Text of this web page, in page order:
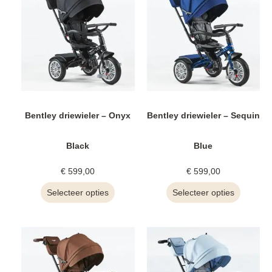
Bentley driewieler – Onyx
Black
€ 599,00
Selecteer opties
Bentley driewieler – Sequin
Blue
€599,00
Selecteer opties